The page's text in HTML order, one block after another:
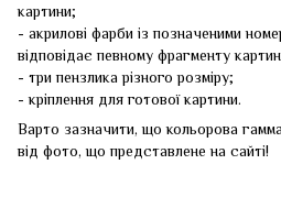
картини;
- акрилові фарби із позначеними
відповідає певному фрагменту
- три пензлика різного розміру;
- кріплення для готової картини.
Варто зазначити, що кольорова
від фото, що представлене на сайті!